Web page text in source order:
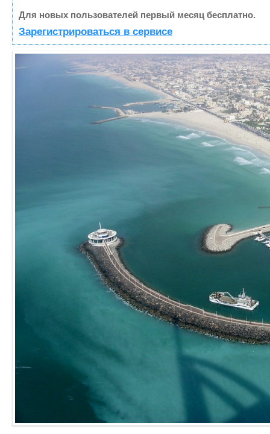
Для новых пользователей первый месяц бесплатно.
Зарегистрироваться в сервисе